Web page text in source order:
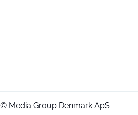
© Media Group Denmark ApS